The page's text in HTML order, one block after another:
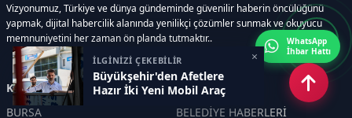
İLGİNİZİ ÇEKEBİLİR
Büyükşehir'den Afetlere
Hazır İki Yeni Mobil Araç
×
Vizyonumuz, Türkiye ve dünya gündeminde güvenilir haberin öncülüğünü
yapmak, dijital habercilik alanında yenilikçi çözümler sunmak ve okuyucu
memnuniyetini her zaman ön planda tutmaktır..
Kategoriler
BURSA
BELEDİYE HABERLERİ
WhatsApp
İhbar Hattı